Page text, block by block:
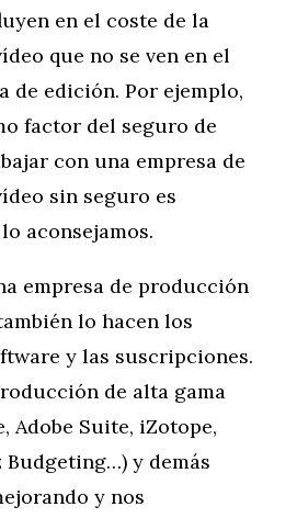
en el coste de la
que no se ven en el
de edición. Por ejemplo,
factor del seguro de
con una empresa de
sin seguro es
aconsejamos.
empresa de producción
lo hacen los
y las suscripciones.
de alta gama
Adobe Suite, iZotope,
Budgeting…) y demás
y nos